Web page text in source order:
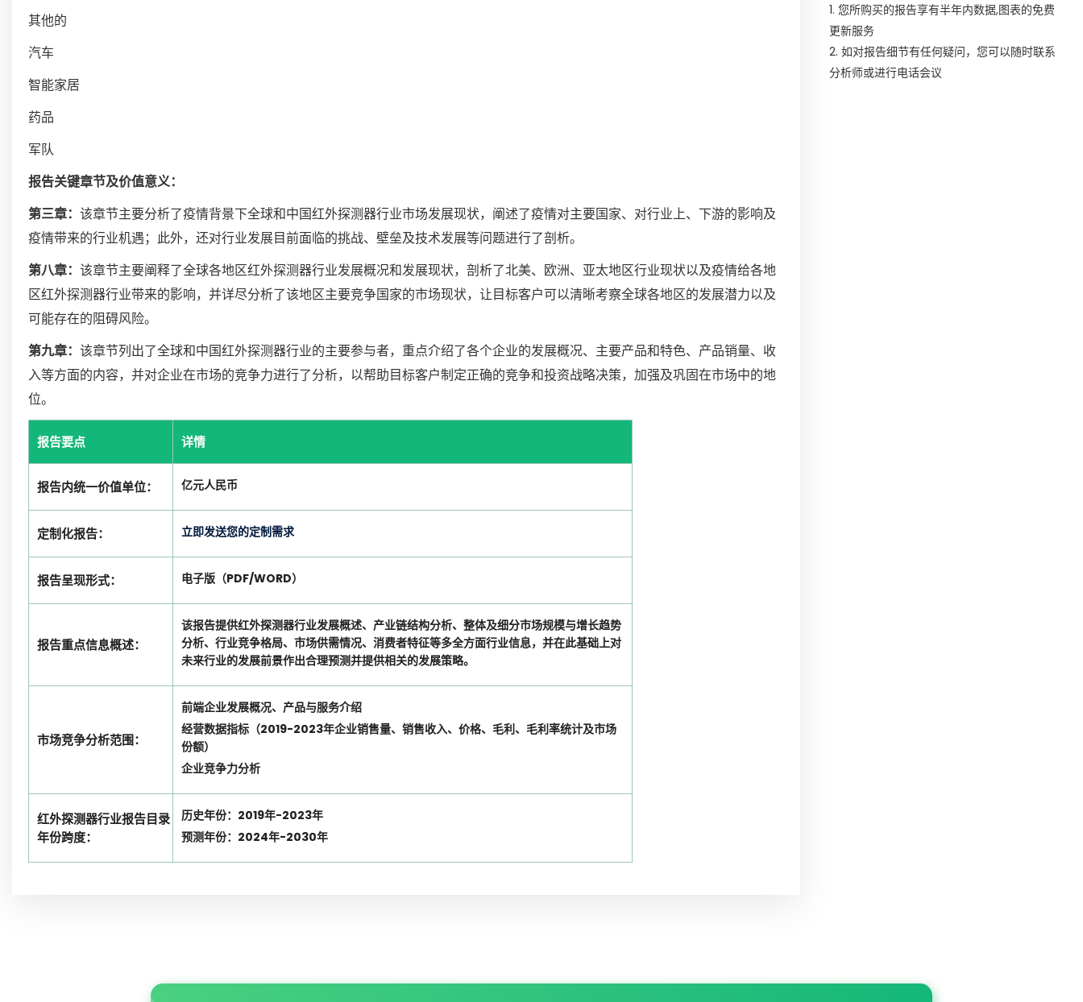
其他的
汽车
智能家居
药品
军队
报告关键章节及价值意义：
第三章： 该章节主要分析了疫情背景下全球和中国红外探测器行业市场发展现状，阐述了疫情对主要国家、对行业上、下游的影响及
疫情带来的行业机遇；此外，还对行业发展目前面临的挑战、壁垒及技术发展等问题进行了剖析。
第八章： 该章节主要阐释了全球各地区红外探测器行业发展概况和发展现状，剖析了北美、欧洲、亚太地区行业现状以及疫情给各地
区红外探测器行业带来的影响，并详尽分析了该地区主要竞争国家的市场现状，让目标客户可以清晰考察全球各地区的发展潜力以及
可能存在的阻碍风险。
第九章： 该章节列出了全球和中国红外探测器行业的主要参与者，重点介绍了各个企业的发展概况、主要产品和特色、产品销量、收
入等方面的内容，并对企业在市场的竞争力进行了分析，以帮助目标客户制定正确的竞争和投资战略决策，加强及巩固在市场中的地
位。
报告要点 详情
报告内统一价值单位： 亿元人民币
定制化报告： 立即发送您的定制需求
报告呈现形式： 电子版（PDF/WORD）
报告重点信息概述：
该报告提供红外探测器行业发展概述、产业链结构分析、整体及细分市场规模与增长趋势
分析、行业竞争格局、市场供需情况、消费者特征等多全方面行业信息，并在此基础上对
未来行业的发展前景作出合理预测并提供相关的发展策略。
市场竞争分析范围：
前端企业发展概况、产品与服务介绍
经营数据指标（2019-2023年企业销售量、销售收入、价格、毛利、毛利率统计及市场
份额）
企业竞争力分析
红外探测器行业报告目录
年份跨度：
历史年份：2019年-2023年
预测年份：2024年-2030年
1. 您所购买的报告享有半年内数据,图表的免费
更新服务
2. 如对报告细节有任何疑问，您可以随时联系
分析师或进行电话会议